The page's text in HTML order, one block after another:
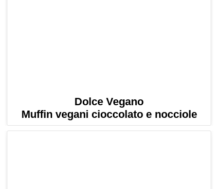
Dolce Vegano
Muffin vegani cioccolato e nocciole